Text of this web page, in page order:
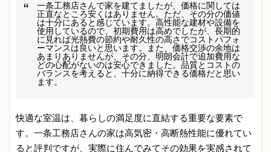
一条工務店さんで家を建てましたが、価格に関しては
正直なところ安くはありません。ただ、その分の価値
は十分にあると感じています。高性能な建材や設備を
使用しているので、初期費用は高めでしたが、長期的
に見れば光熱費の節約や耐久性の高さでコストパフォ
ーマンスは良いと思います。また、価格交渉の余地は
あまりありませんが、その分、明朗会計で追加費用な
どの心配がないのは安心できました。品質とコストの
バランスを考えると、十分に納得できる価格だと思い
ます。
快適な室温は、暮らしの満足度に直結する重要な要素で
す。一条工務店さんの家は高気密・高断熱性能に優れてい
ると評判ですが、実際に住んでみてその効果を実感されて